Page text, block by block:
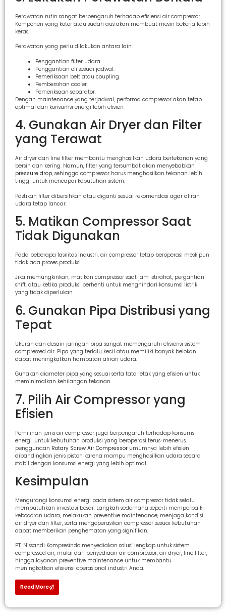
Perawatan rutin sangat berpengaruh terhadap efisiensi air compressor.
Komponen yang kotor atau sudah aus akan membuat mesin bekerja lebih
keras.
Perawatan yang perlu dilakukan antara lain:
Penggantian filter udara.
Penggantian oli sesuai jadwal.
Pemeriksaan belt atau coupling.
Pembersihan cooler.
Pemeriksaan separator.
Dengan maintenance yang terjadwal, performa compressor akan tetap
optimal dan konsumsi energi lebih efisien.
4. Gunakan Air Dryer dan Filter
yang Terawat
Air dryer dan line filter membantu menghasilkan udara bertekanan yang
bersih dan kering. Namun, filter yang tersumbat akan menyebabkan
pressure drop, sehingga compressor harus menghasilkan tekanan lebih
tinggi untuk mencapai kebutuhan sistem.
Pastikan filter dibersihkan atau diganti sesuai rekomendasi agar aliran
udara tetap lancar.
5. Matikan Compressor Saat
Tidak Digunakan
Pada beberapa fasilitas industri, air compressor tetap beroperasi meskipun
tidak ada proses produksi.
Jika memungkinkan, matikan compressor saat jam istirahat, pergantian
shift, atau ketika produksi berhenti untuk menghindari konsumsi listrik
yang tidak diperlukan.
6. Gunakan Pipa Distribusi yang
Tepat
Ukuran dan desain jaringan pipa sangat memengaruhi efisiensi sistem
compressed air. Pipa yang terlalu kecil atau memiliki banyak belokan
dapat meningkatkan hambatan aliran udara.
Gunakan diameter pipa yang sesuai serta tata letak yang efisien untuk
meminimalkan kehilangan tekanan.
7. Pilih Air Compressor yang
Efisien
Pemilihan jenis air compressor juga berpengaruh terhadap konsumsi
energi. Untuk kebutuhan produksi yang beroperasi terus-menerus,
penggunaan Rotary Screw Air Compressor umumnya lebih efisien
dibandingkan jenis piston karena mampu menghasilkan udara secara
stabil dengan konsumsi energi yang lebih optimal.
Kesimpulan
Mengurangi konsumsi energi pada sistem air compressor tidak selalu
membutuhkan investasi besar. Langkah sederhana seperti memperbaiki
kebocoran udara, melakukan preventive maintenance, menjaga kondisi
air dryer dan filter, serta mengoperasikan compressor sesuai kebutuhan
dapat memberikan penghematan yang signifikan.
PT. Nissandi Kompresindo menyediakan solusi lengkap untuk sistem
compressed air, mulai dari penyediaan air compressor, air dryer, line filter,
hingga layanan preventive maintenance untuk membantu
meningkatkan efisiensi operasional industri Anda.
Read More